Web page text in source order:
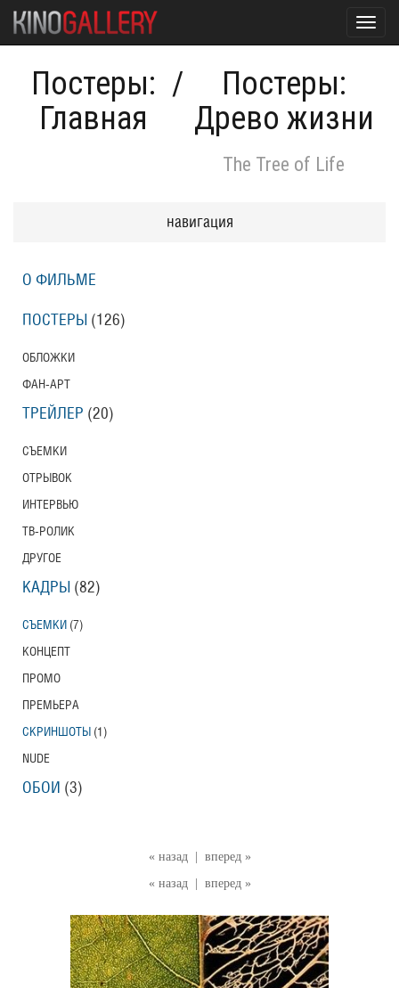
Постеры:
Главная
/
Постеры:
Древо жизни
The Tree of Life
« назад
вперед »
« назад
вперед »
навигация
О ФИЛЬМЕ
ПОСТЕРЫ (126)
ОБЛОЖКИ
ФАН-АРТ
ТРЕЙЛЕР (20)
СЪЕМКИ
ОТРЫВОК
ИНТЕРВЬЮ
ТВ-РОЛИК
ДРУГОЕ
КАДРЫ (82)
СЪЕМКИ (7)
КОНЦЕПТ
ПРОМО
ПРЕМЬЕРА
СКРИНШОТЫ (1)
NUDE
ОБОИ (3)